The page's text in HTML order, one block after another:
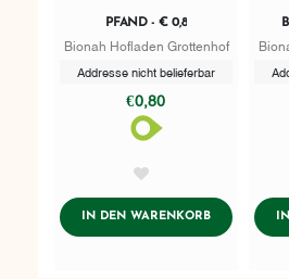
PFAND - € 0,8
Bionah Hofladen Grottenhof
Addresse nicht belieferbar
€0,80
IN DEN WARENKORBADDTOCART